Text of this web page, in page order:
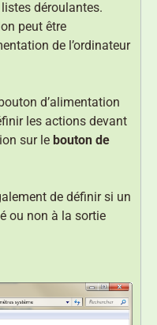
déroulantes.
peut être
de l’ordinateur
d’alimentation
les actions devant
sur le bouton de
de définir si un
ou non à la sortie